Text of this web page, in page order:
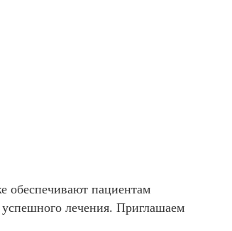
обеспечивают пациентам
лечения. Приглашаем